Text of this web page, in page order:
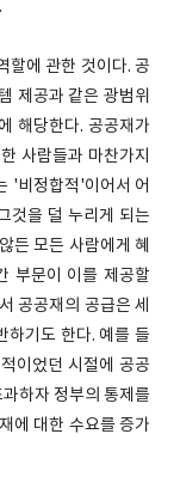
할에 관한 것이다. 공
제공과 같은 광범위
해당한다. 공공재가
사람들과 마찬가지
'비정합적'이어서 어
것을 덜 누리게 되는
든 모든 사람에게 혜
부문이 이를 제공할
공공재의 공급은 세
하기도 한다. 예를 들
이었던 시절에 공공
하자 정부의 통제를
에 대한 수요를 증가